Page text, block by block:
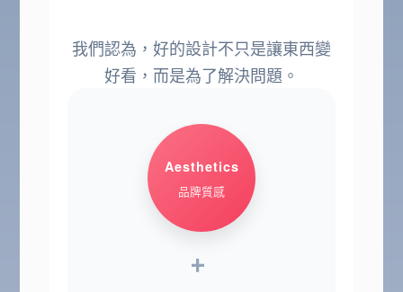
我們認為，好的設計不只是讓東西變
好看，而是為了解決問題。
Aesthetics
品牌質感
+